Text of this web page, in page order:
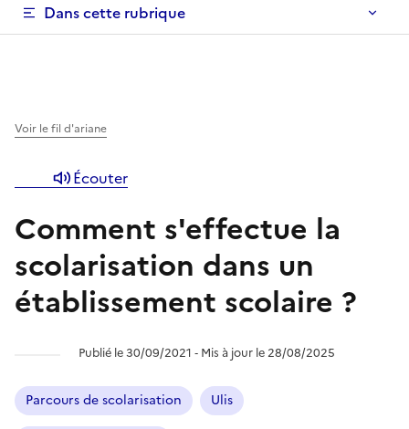
Dans cette rubrique
Voir le fil d'ariane
Écouter
Comment s'effectue la
scolarisation dans un
établissement scolaire ?
Publié le 30/09/2021 ‐ Mis à jour le 28/08/2025
Parcours de scolarisation Ulis